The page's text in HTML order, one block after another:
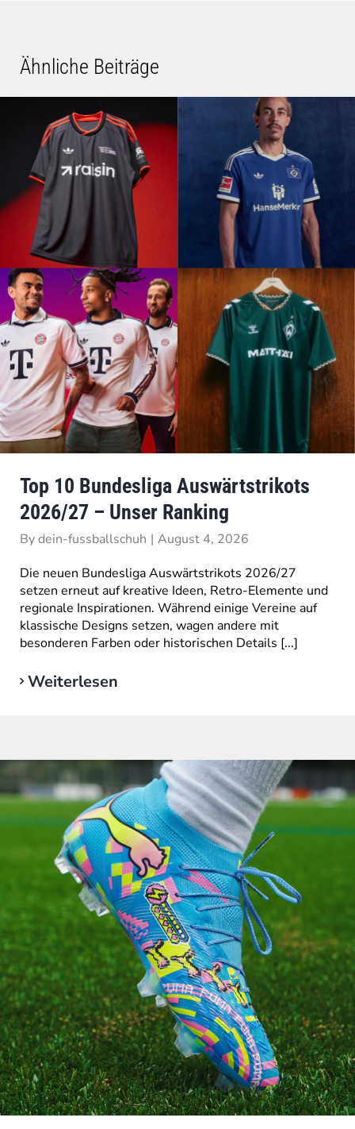
Ähnliche Beiträge
Top 10 Bundesliga Auswärtstrikots
2026/27 – Unser Ranking
Bydein-fussballschuh | August 4, 2026
Die neuen Bundesliga Auswärtstrikots 2026/27
setzen erneut auf kreative Ideen, Retro-Elemente und
regionale Inspirationen. Während einige Vereine auf
klassische Designs setzen, wagen andere mit
besonderen Farben oder historischen Details [...]
Weiterlesen